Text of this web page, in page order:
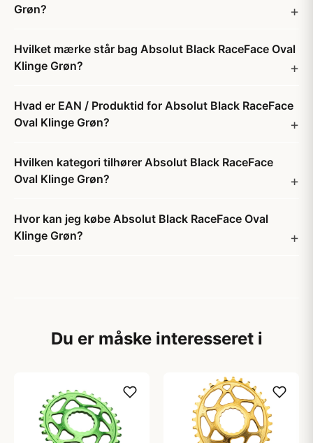
Grøn?
Hvilket mærke står bag Absolut Black RaceFace Oval
Klinge Grøn?
Hvad er EAN / Produktid for Absolut Black RaceFace
Oval Klinge Grøn?
Hvilken kategori tilhører Absolut Black RaceFace
Oval Klinge Grøn?
Hvor kan jeg købe Absolut Black RaceFace Oval
Klinge Grøn?
Du er måske interesseret i